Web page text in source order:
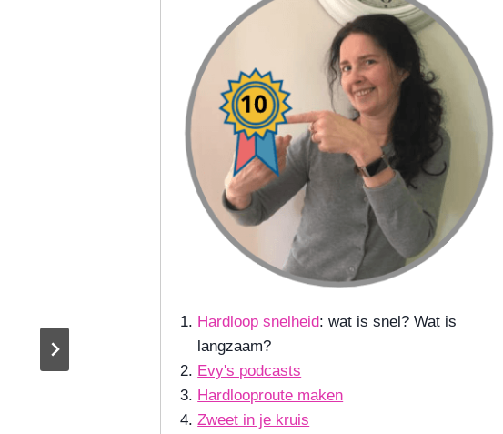
Hardloop snelheid: wat is snel? Wat is
langzaam?
Evy's podcasts
Hardlooproute maken
Zweet in je kruis